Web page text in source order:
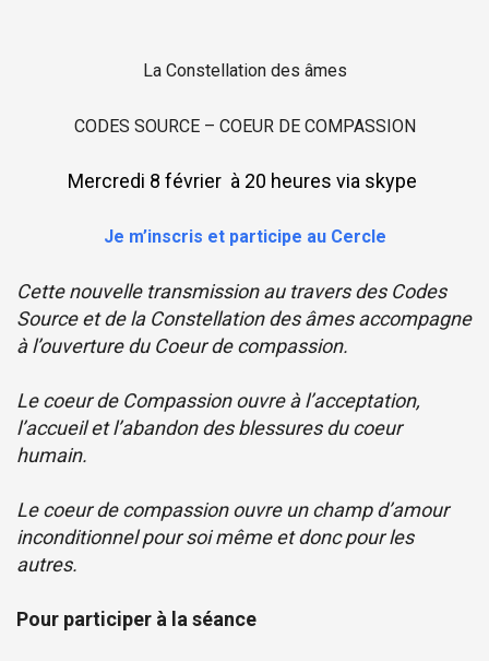
La Constellation des âmes
CODES SOURCE – COEUR DE COMPASSION
Mercredi 8 février à 20 heures via skype
Je m’inscris et participe au Cercle
Cette nouvelle transmission au travers des Codes
Sourceet de la Constellation des âmes accompagne
à l’ouverturedu Coeur de compassion.
Le coeur de Compassion ouvre à l’acceptation,
l’accueilet l’abandon des blessures du coeur
humain.
Le coeur de compassion ouvre un champ d’amour
inconditionnelpour soi même et donc pour les
autres.
Pour participer à la séance